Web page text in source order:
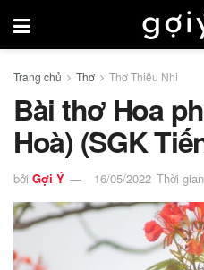
Trang chủ Thơ Thơ Thiếu Nhi
Bài thơ Hoa
Hoà) (SGK
bởi Gợi Ý 16/05/2022 Thời